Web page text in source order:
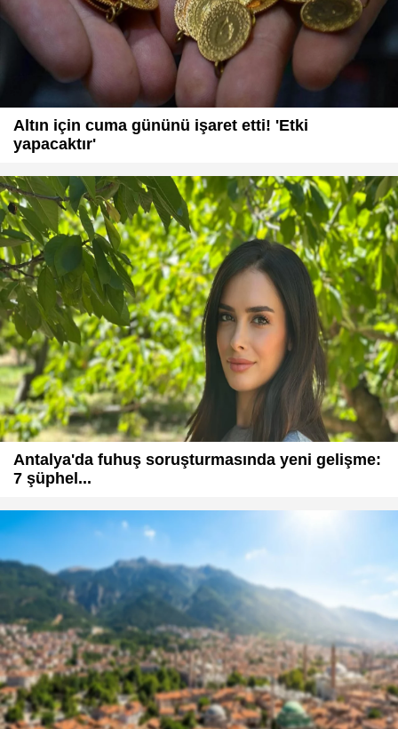
Altın için cuma gününü işaret etti! 'Etki
yapacaktır'
Antalya'da fuhuş soruşturmasında yeni gelişme:
7 şüphel...